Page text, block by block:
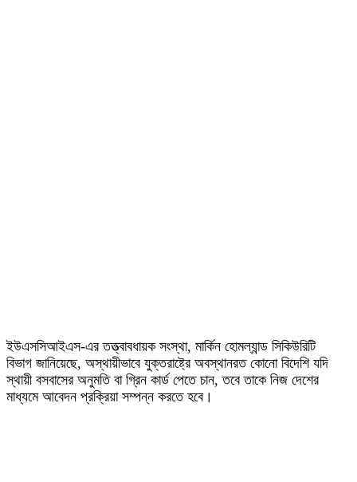
ইউএসসিআইএস-এর তত্ত্বাবধায়ক সংস্থা, মার্কিন হোমল্যান্ড সিকিউরিটি
বিভাগ জানিয়েছে, অস্থায়ীভাবে যুক্তরাষ্ট্রে অবস্থানরত কোনো বিদেশি যদি
স্থায়ী বসবাসের অনুমতি বা গ্রিন কার্ড পেতে চান, তবে তাকে নিজ দেশের
মাধ্যমে আবেদন প্রক্রিয়া সম্পন্ন করতে হবে।